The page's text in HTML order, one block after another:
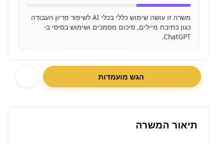
משרה זו עושה שימוש כללי בכלי AI לשיפור פריון העבודה
כגון כתיבת מיילים, סיכום מסמכים ושימוש בסיסי ב-
ChatGPT.
הגש מועמדות
תיאור המשרה